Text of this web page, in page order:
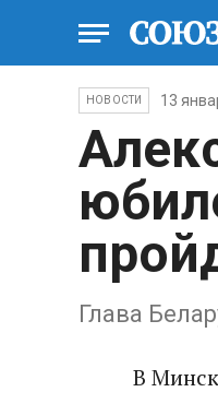
НОВОСТИ 13
Глава
В